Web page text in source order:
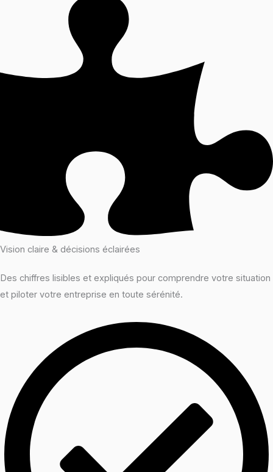
Vision claire & décisions éclairées
Des chiffres lisibles et expliqués pour comprendre votre situation
et piloter votre entreprise en toute sérénité.